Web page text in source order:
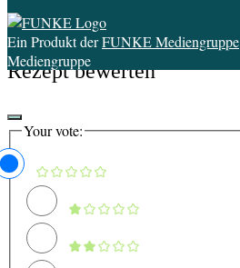
Ein Produkt derFUNKE Mediengruppe
Mediengruppe
Rezept bewerten
Your vote: